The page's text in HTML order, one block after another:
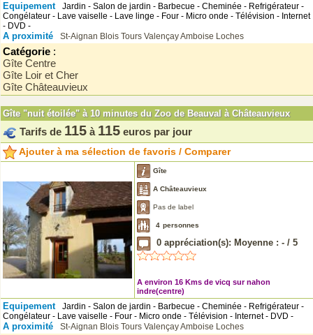
Equipement
Jardin - Salon de jardin - Barbecue - Cheminée - Refrigérateur -
Congélateur - Lave vaiselle - Lave linge - Four - Micro onde - Télévision - Internet
- DVD -
A proximité St-Aignan Blois Tours ValençayAmboise Loches
Catégorie :
Gîte Centre
Gîte Loir et Cher
Gîte Châteauvieux
Gîte "nuit étoilée" à 10 minutes du Zoo de Beauval à Châteauvieux
Tarifs de 115 à 115 euros par jour
Ajouter à ma sélection de favoris / Comparer
Gîte
A Châteauvieux
Pas de label
4 personnes
0 appréciation(s): Moyenne : - / 5
A environ 16 Kms de vicq sur nahon
indre(centre)
Equipement
Jardin - Salon de jardin - Barbecue - Cheminée - Refrigérateur -
Congélateur - Lave vaiselle - Four - Micro onde - Télévision - Internet - DVD -
A proximité St-Aignan Blois Tours ValençayAmboise Loches